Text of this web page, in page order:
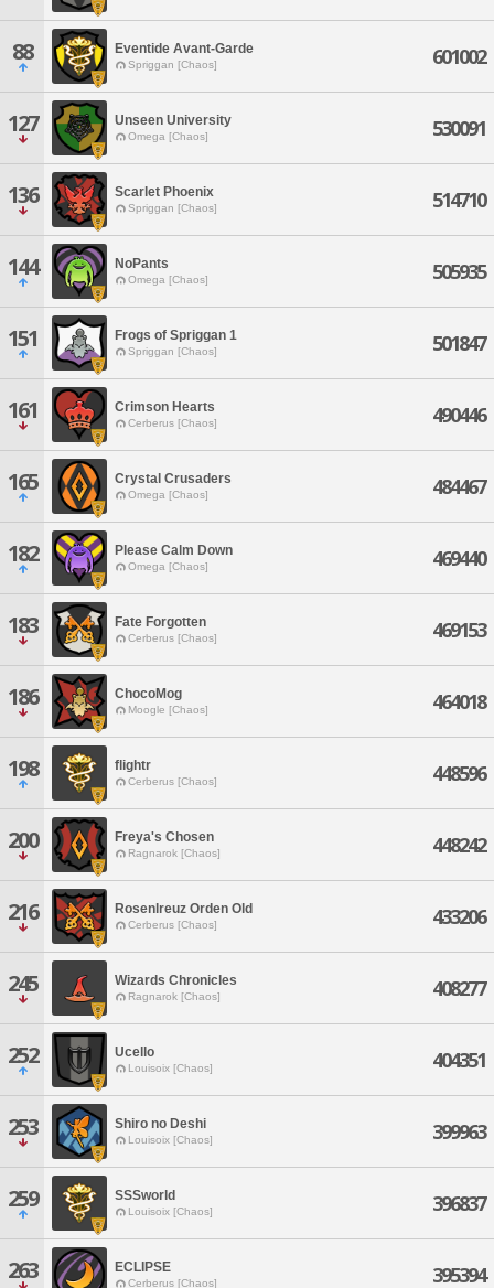
88 Eventide Avant-Garde
Spriggan [Chaos] 601002
127 Unseen University
Omega [Chaos] 530091
136 Scarlet Phoenix
Spriggan [Chaos] 514710
144 NoPants
Omega [Chaos] 505935
151 Frogs of Spriggan 1
Spriggan [Chaos] 501847
161 Crimson Hearts
Cerberus [Chaos] 490446
165 Crystal Crusaders
Omega [Chaos] 484467
182 Please Calm Down
Omega [Chaos] 469440
183 Fate Forgotten
Cerberus [Chaos] 469153
186 ChocoMog
Moogle [Chaos] 464018
198 flightr
Cerberus [Chaos] 448596
200 Freya's Chosen
Ragnarok [Chaos] 448242
216 Rosenlreuz Orden Old
Cerberus [Chaos] 433206
245 Wizards Chronicles
Ragnarok [Chaos] 408277
252 Ucello
Louisoix [Chaos] 404351
253 Shiro no Deshi
Louisoix [Chaos] 399963
259 SSSworld
Louisoix [Chaos] 396837
263 ECLIPSE
Cerberus [Chaos] 395394